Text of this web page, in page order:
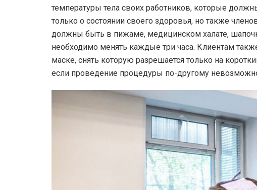
температуры тела своих работников, которые
только о состоянии своего здоровья, но также
должны быть в пижаме, медицинском халате,
необходимо менять каждые три часа. Клиентам
маске, снять которую разрешается только на
если проведение процедуры по-другому